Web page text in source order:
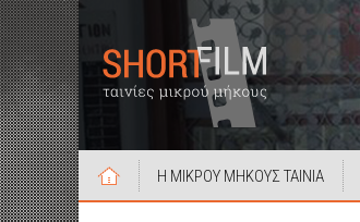
Η ΜΙΚΡΟΥ ΜΗΚΟΥΣ ΤΑΙΝΙΑ